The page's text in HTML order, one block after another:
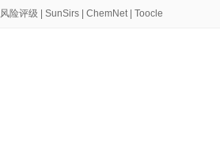
风险评级 SunSirs ChemNet| Toocle